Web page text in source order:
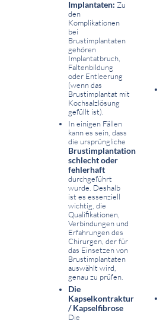
Implantaten: Zu
den
Komplikationen
bei
Brustimplantaten
gehören
Implantatbruch,
Faltenbildung
oder Entleerung
(wenn das
Brustimplantat mit
Kochsalzlösung
gefüllt ist).
In einigen Fällen
kann es sein, dass
die ursprüngliche
Brustimplantation
schlecht oder
fehlerhaft
durchgeführt
wurde. Deshalb
ist es essenziell
wichtig, die
Qualifikationen,
Verbindungen und
Erfahrungen des
Chirurgen, der für
das Einsetzen von
Brustimplantaten
auswählt wird,
genau zu prüfen.
Die
Kapselkontraktur
/ Kapselfibrose
Die